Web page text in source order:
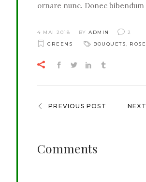
ornare nunc. Donec bibendum
4 MAI 2018 BY ADMIN
2
GREENS
BOUQUETS, ROSE
PREVIOUS POST
Comments